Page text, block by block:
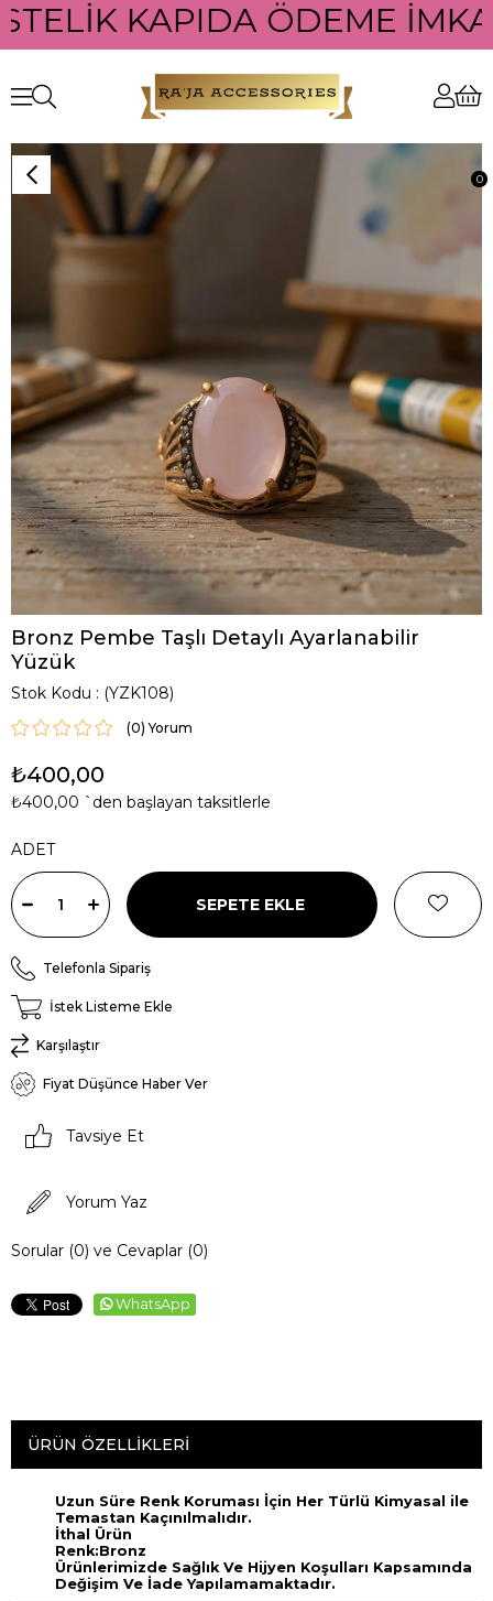
KAPIDA ÖDEME
0
Bronz Pembe Taşlı Detaylı Ayarlanabilir
Yüzük
Stok Kodu (YZK108)
(0)
₺400,00
₺400,00 `den başlayan taksitlerle
ADET
Telefonla Sipariş
İstek Listeme Ekle
Karşılaştır
Fiyat Düşünce Haber Ver
Tavsiye Et
Yorum Yaz
Sorular (0) ve Cevaplar (0)
WhatsApp
ÜRÜN ÖZELLIKLERI
Uzun Süre Renk Koruması İçin Her Türlü Kimyasal ile
Temastan Kaçınılmalıdır.
İthal Ürün
Renk:Bronz
Ürünlerimizde Sağlık Ve Hijyen Koşulları Kapsamında
Değişim Ve İade Yapılamamaktadır.